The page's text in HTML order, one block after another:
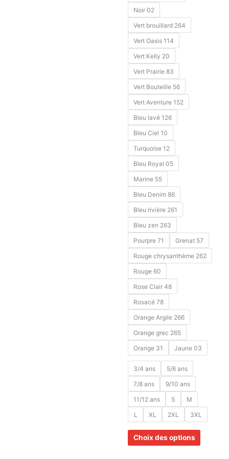
Noir 02
Vert brouillard 264
Vert Oasis 114
Vert Kelly 20
Vert Prairie 83
Vert Bouteille 56
Vert Aventure 152
Bleu lavé 126
Bleu Ciel 10
Turquoise 12
Bleu Royal 05
Marine 55
Bleu Denim 86
Bleu rivière 261
Bleu zen 263
Pourpre 71
Grenat 57
Rouge chrysanthème 262
Rouge 60
Rose Clair 48
Rosacé 78
Orange Argile 266
Orange grec 265
Orange 31
Jaune 03
3/4 ans
5/6 ans
7/8 ans
9/10 ans
11/12 ans
S
M
L
XL 2XL 3XL
Choix des options